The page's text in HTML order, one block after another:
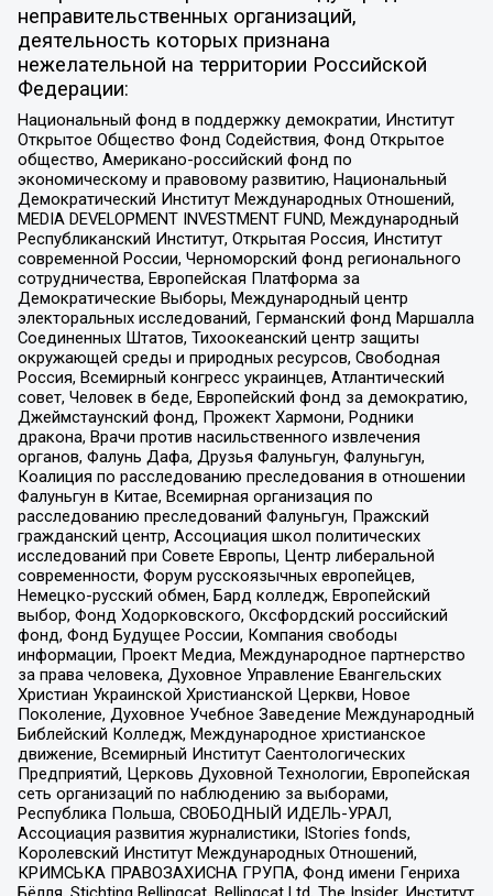
неправительственных организаций,
деятельность которых признана
нежелательной на территории Российской
Федерации:
Национальный фонд в поддержку демократии, Институт
Открытое Общество Фонд Содействия, Фонд Открытое
общество, Американо-российский фонд по
экономическому и правовому развитию, Национальный
Демократический Институт Международных Отношений,
MEDIA DEVELOPMENT INVESTMENT FUND, Международный
Республиканский Институт, Открытая Россия, Институт
современной России, Черноморский фонд регионального
сотрудничества, Европейская Платформа за
Демократические Выборы, Международный центр
электоральных исследований, Германский фонд Маршалла
Соединенных Штатов, Тихоокеанский центр защиты
окружающей среды и природных ресурсов, Свободная
Россия, Всемирный конгресс украинцев, Атлантический
совет, Человек в беде, Европейский фонд за демократию,
Джеймстаунский фонд, Прожект Хармони, Родники
дракона, Врачи против насильственного извлечения
органов, Фалунь Дафа, Друзья Фалуньгун, Фалуньгун,
Коалиция по расследованию преследования в отношении
Фалуньгун в Китае, Всемирная организация по
расследованию преследований Фалуньгун, Пражский
гражданский центр, Ассоциация школ политических
исследований при Совете Европы, Центр либеральной
современности, Форум русскоязычных европейцев,
Немецко-русский обмен, Бард колледж, Европейский
выбор, Фонд Ходорковского, Оксфордский российский
фонд, Фонд Будущее России, Компания свободы
информации, Проект Медиа, Международное партнерство
за права человека, Духовное Управление Евангельских
Христиан Украинской Христианской Церкви, Новое
Поколение, Духовное Учебное Заведение Международный
Библейский Колледж, Международное христианское
движение, Всемирный Институт Саентологических
Предприятий, Церковь Духовной Технологии, Европейская
сеть организаций по наблюдению за выборами,
Республика Польша, СВОБОДНЫЙ ИДЕЛЬ-УРАЛ,
Ассоциация развития журналистики, IStories fonds,
Королевский Институт Международных Отношений,
КРИМСЬКА ПРАВОЗАХИСНА ГРУПА, Фонд имени Генриха